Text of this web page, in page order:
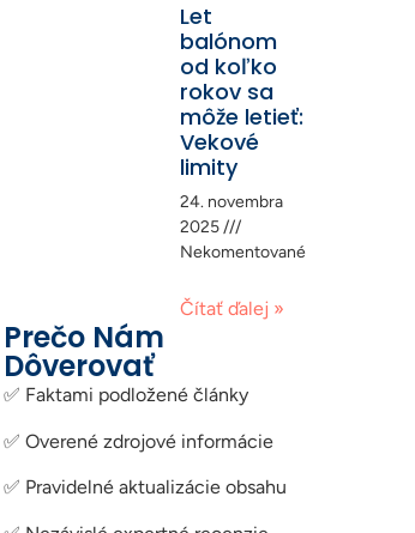
Let
balónom
od koľko
rokov sa
môže letieť:
Vekové
limity
24. novembra
2025
Nekomentované
Čítať ďalej »
Prečo Nám
Dôverovať
✅ Faktami podložené články
✅ Overené zdrojové informácie
✅ Pravidelné aktualizácie obsahu